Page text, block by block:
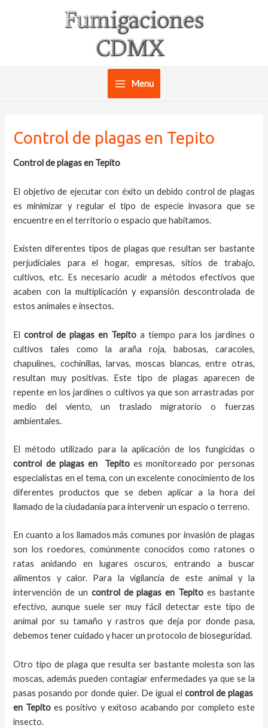
Main
Menu
Control de plagas en Tepito
Control de plagas en Tepito
El objetivo de ejecutar con éxito un debido control de plagas
es minimizar y regular el tipo de especie invasora que se
encuentre en el territorio o espacio que habitamos.
Existen diferentes tipos de plagas que resultan ser bastante
perjudiciales para el hogar, empresas, sitios de trabajo,
cultivos, etc. Es necesario acudir a métodos efectivos que
acaben con la multiplicación y expansión descontrolada de
estos animales e insectos.
Elcontrol de plagas en Tepito a tiempo para los jardines o
cultivos tales como la araña roja, babosas, caracoles,
chapulines, cochinillas, larvas, moscas blancas, entre otras,
resultan muy positivas. Este tipo de plagas aparecen de
repente en los jardines o cultivos ya que son arrastradas por
medio del viento, un traslado migratorio o fuerzas
ambientales.
El método utilizado para la aplicación de los fungicidas o
control de plagas enTepito es monitoreado por personas
especialistas en el tema, con un excelente conocimiento de los
diferentes productos que se deben aplicar a la hora del
llamado de la ciudadanía para intervenir un espacio o terreno.
En cuanto a los llamados más comunes por invasión de plagas
son los roedores, comúnmente conocidos como ratones o
ratas anidando en lugares oscuros, entrando a buscar
alimentos y calor. Para la vigilancia de este animal y la
intervención de un control de plagas en Tepito es bastante
efectivo, aunque suele ser muy fácil detectar este tipo de
animal por su tamaño y rastros que deja por donde pasa,
debemos tener cuidado y hacer un protocolo de bioseguridad.
Otro tipo de plaga que resulta ser bastante molesta son las
moscas, además pueden contagiar enfermedades ya que se la
pasas posando por donde quier. De igual el control de plagas
en Tepito es positivo y exitoso acabando por completo este
insecto.